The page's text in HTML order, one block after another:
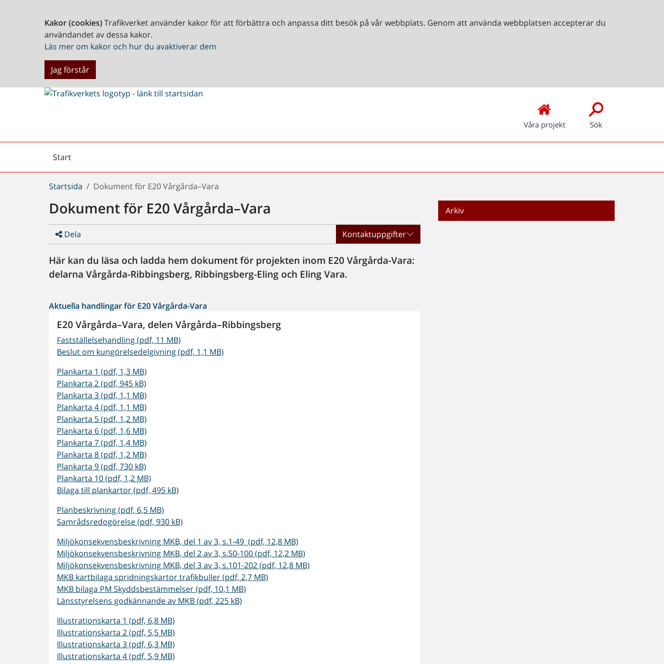
Kakor (cookies)Trafikverket använder kakor för att förbättra och anpassa ditt besök på vår webbplats. Genom att använda webbplatsen accepterar du
användandet av dessa kakor.
Läs mer om kakor och hur du avaktiverar dem
Jag förstår
Våra projekt Sök
Start
Arkiv
Du
här:
Startsida Dokument för E20 Vårgårda–Vara
Dokument för E20 Vårgårda–Vara
Dela Kontaktuppgifter
Här kan du läsa och ladda hem dokument för projekten inom E20 Vårgårda-Vara:
delarna Vårgårda-Ribbingsberg, Ribbingsberg-Eling och Eling Vara.
Aktuella handlingar för E20 Vårgårda-Vara
E20 Vårgårda–Vara, delenVårgårda–Ribbingsberg
Fastställelsehandling (pdf, 11 MB)
Beslut om kungörelsedelgivning (pdf, 1,1 MB)
Plankarta 1 (pdf, 1,3 MB)
Plankarta 2 (pdf, 945 kB)
Plankarta 3 (pdf, 1,1 MB)
Plankarta 4 (pdf, 1,1 MB)
Plankarta 5 (pdf, 1,2 MB)
Plankarta 6 (pdf, 1,6 MB)
Plankarta 7 (pdf, 1,4 MB)
Plankarta 8 (pdf, 1,2 MB)
Plankarta 9 (pdf, 730 kB)
Plankarta 10 (pdf, 1,2 MB)
Bilaga till plankartor (pdf, 495 kB)
Planbeskrivning (pdf, 6,5 MB)
Samrådsredogörelse (pdf, 930 kB)
Miljökonsekvensbeskrivning MKB, del 1 av 3, s.1-49 (pdf, 12,8 MB)
Miljökonsekvensbeskrivning MKB, del 2 av 3, s.50-100 (pdf, 12,2 MB)
Miljökonsekvensbeskrivning MKB, del 3 av 3, s.101-202 (pdf, 12,8 MB)
MKB kartbilaga spridningskartor trafikbuller (pdf, 2,7 MB)
MKB bilaga PM Skyddsbestämmelser (pdf, 10,1 MB)
Länsstyrelsens godkännande av MKB (pdf, 225 kB)
Illustrationskarta 1 (pdf, 6,8 MB)
Illustrationskarta 2 (pdf, 5,5 MB)
Illustrationskarta 3 (pdf, 6,3 MB)
Illustrationskarta 4 (pdf, 5,9 MB)
Arkiv